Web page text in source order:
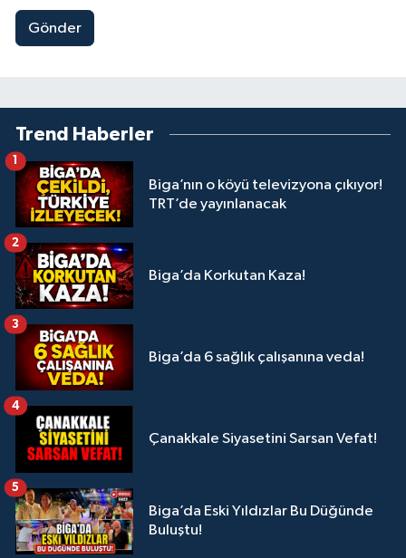
Gönder
Trend Haberler
Biga’nın o köyü televizyona çıkıyor!
TRT’de yayınlanacak
1
Biga’da Korkutan Kaza!
2
Biga’da 6 sağlık çalışanına veda!
3
Çanakkale Siyasetini Sarsan Vefat!
4
Biga’da Eski Yıldızlar Bu Düğünde
Buluştu!
5